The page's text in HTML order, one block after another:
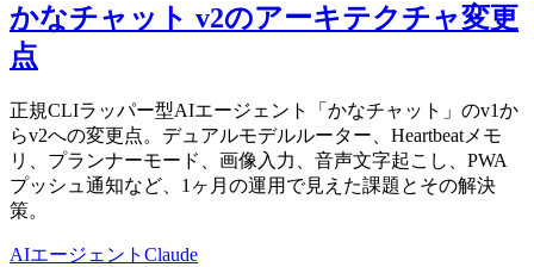
かなチャット v2のアーキテクチャ変更
点
正規CLIラッパー型AIエージェント「かなチャット」のv1か
らv2への変更点。デュアルモデルルーター、Heartbeatメモ
リ、プランナーモード、画像入力、音声文字起こし、PWA
プッシュ通知など、1ヶ月の運用で見えた課題とその解決
策。
AIエージェント Claude